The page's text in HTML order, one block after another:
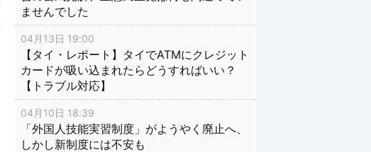
ませんでした
04月13日 19:00
【タイ・レポート】タイでATMにクレジット
カードが吸い込まれたらどうすればいい？
【トラブル対応】
04月10日 18:39
「外国人技能実習制度」がようやく廃止へ、
しかし新制度には不安も